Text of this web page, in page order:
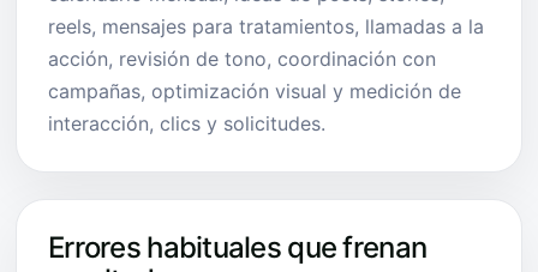
reels, mensajes para tratamientos, llamadas a la
acción, revisión de tono, coordinación con
campañas, optimización visual y medición de
interacción, clics y solicitudes.
Errores habituales que frenan